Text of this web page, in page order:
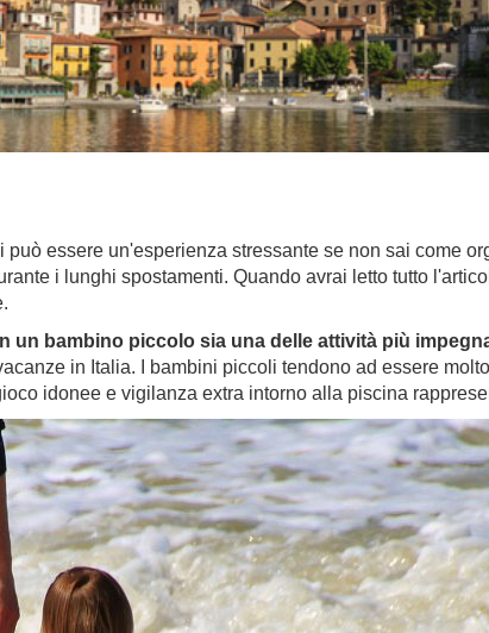
essere un'esperienza stressante se non sai come
i lunghi spostamenti. Quando avrai letto tutto
un bambino piccolo sia una delle attività più
in Italia. I bambini piccoli tendono ad essere
idonee e vigilanza extra intorno alla piscina